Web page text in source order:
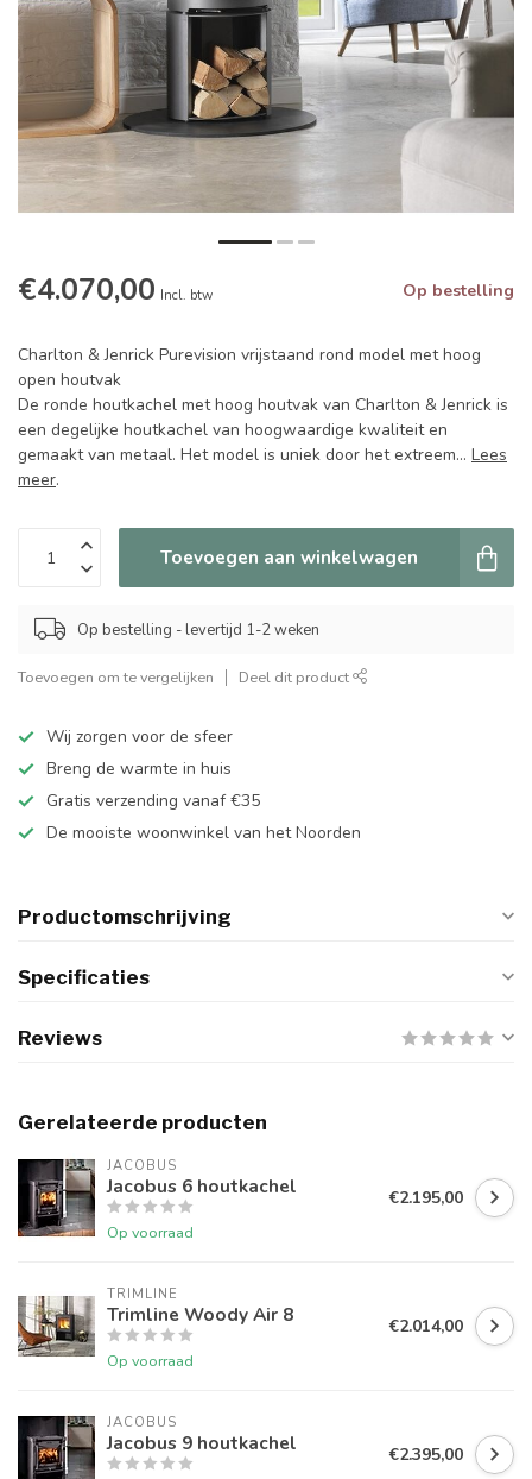
€4.070,00 Incl. btw Op bestelling
Charlton & Jenrick Purevision vrijstaand rond model met hoog
open houtvak
De ronde houtkachel met hoog houtvak van Charlton & Jenrick is
een degelijke houtkachel van hoogwaardige kwaliteit en
gemaakt van metaal. Het model is uniek door het extreem... Lees
meer.
Toevoegen aan winkelwagen
Op bestelling - levertijd 1-2 weken
Toevoegen om te vergelijken Deel dit product
Wij zorgen voor de sfeer
Breng de warmte in huis
Gratis verzending vanaf €35
De mooiste woonwinkel van het Noorden
Productomschrijving
Specificaties
Reviews
Gerelateerde producten
JACOBUS
Jacobus 6 houtkachel
Op voorraad
€2.195,00
TRIMLINE
Trimline Woody Air 8
Op voorraad
€2.014,00
JACOBUS
Jacobus 9 houtkachel €2.395,00